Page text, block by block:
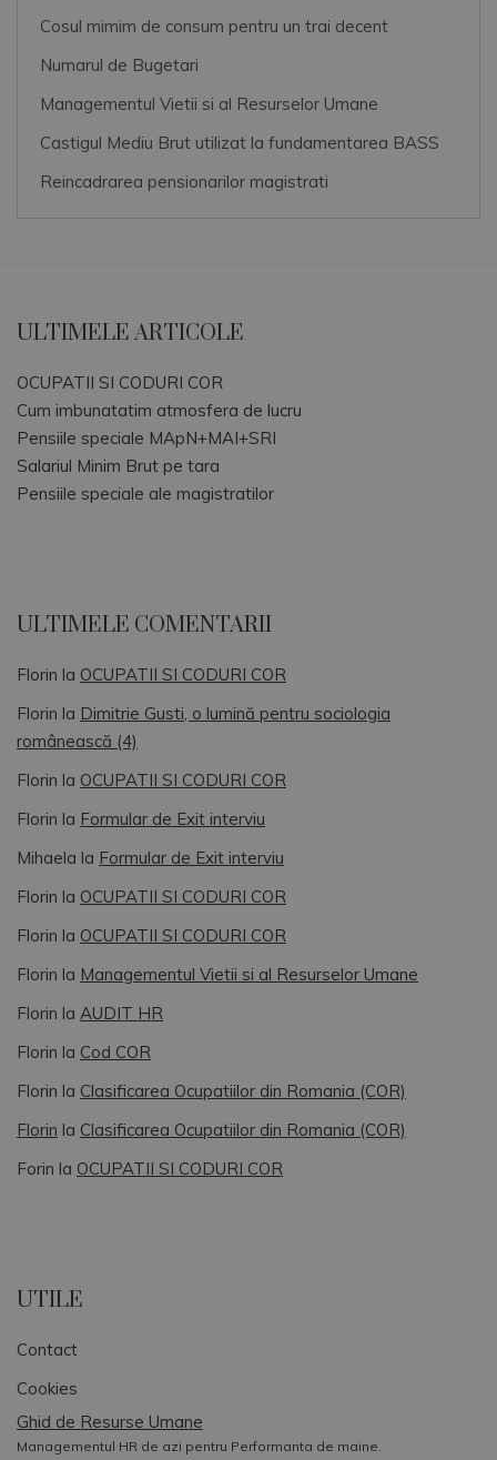
Cosul mimim de consum pentru un trai decent
Numarul de Bugetari
Managementul Vietii si al Resurselor Umane
Castigul Mediu Brut utilizat la fundamentarea BASS
Reincadrarea pensionarilor magistrati
ULTIMELE ARTICOLE
OCUPATII SI CODURI COR
Cum imbunatatim atmosfera de lucru
Pensiile speciale MApN+MAI+SRI
Salariul Minim Brut pe tara
Pensiile speciale ale magistratilor
ULTIMELE COMENTARII
Florin la OCUPATII SI CODURI COR
Florin la Dimitrie Gusti, o lumină pentru sociologia
românească (4)
Florin la OCUPATII SI CODURI COR
Florin la Formular de Exit interviu
Mihaela la Formular de Exit interviu
Florin la OCUPATII SI CODURI COR
Florin la OCUPATII SI CODURI COR
Florin la Managementul Vietii si al Resurselor Umane
Florin la AUDIT HR
Florin la Cod COR
Florin la Clasificarea Ocupatiilor din Romania (COR)
Florin la Clasificarea Ocupatiilor din Romania (COR)
Forin la OCUPATII SI CODURI COR
UTILE
Contact
Cookies
Ghid de Resurse Umane
Managementul HR de azi pentru Performanta de maine.